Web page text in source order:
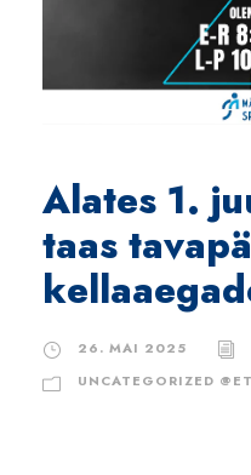
Alates 1.
taas
26. MAI 2025
UNCATEGORIZED @ET